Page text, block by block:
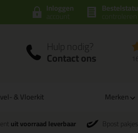
controleren
Inloggen
account
Hulp nodig?
Contact ons
& Vloerkit Merken
uit voorraad leverbaar Bpost